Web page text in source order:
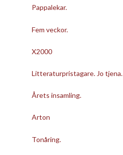
Pappalekar.
Fem veckor.
X2000
Litteraturpristagare. Jo tjena.
Årets insamling.
Arton
Tonåring.